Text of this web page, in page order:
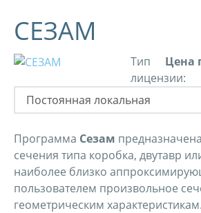
СЕЗАМ
Тип
лицензии:
Цена
Программа Сезам
сечения типа коробка, двутавр
наиболее близко
пользователем произвольное
геометрическим